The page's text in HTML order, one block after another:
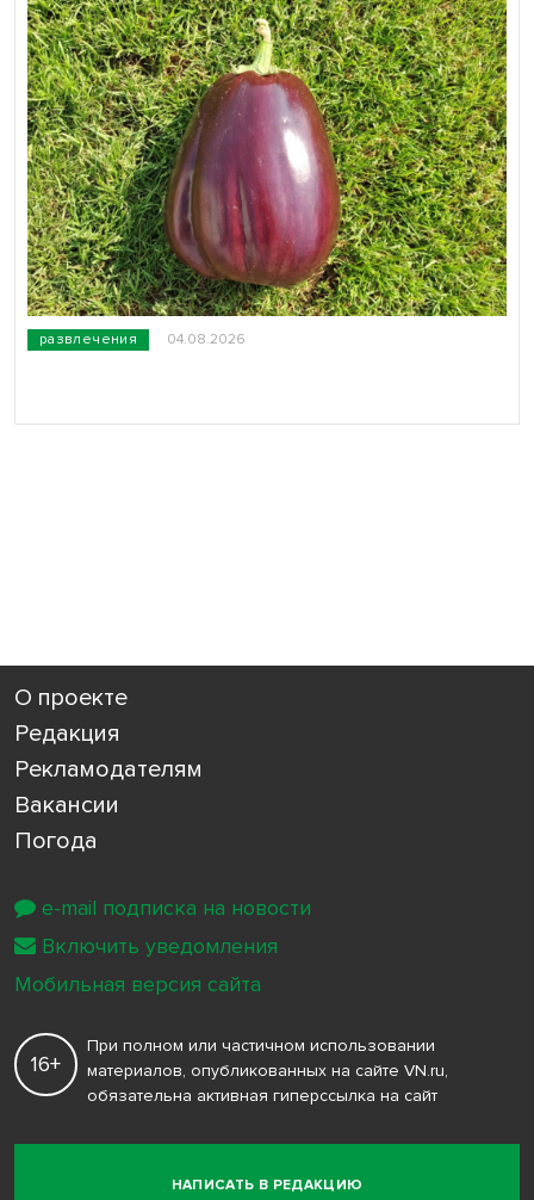
развлечения 04.08.2026
О проекте
Редакция
Рекламодателям
Вакансии
Погода
НАПИСАТЬ В РЕДАКЦИЮ
16+
При полном или частичном использовании
материалов, опубликованных на сайте VN.ru,
обязательна активная гиперссылка на сайт
e-mail подписка на новости
Включить уведомления
Мобильная версия сайта